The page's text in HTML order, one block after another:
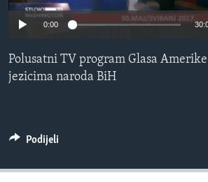
MAGAZIN
Learning English
0:00
Polusatni TV program Glasa
jezicima naroda BiH
Podijeli